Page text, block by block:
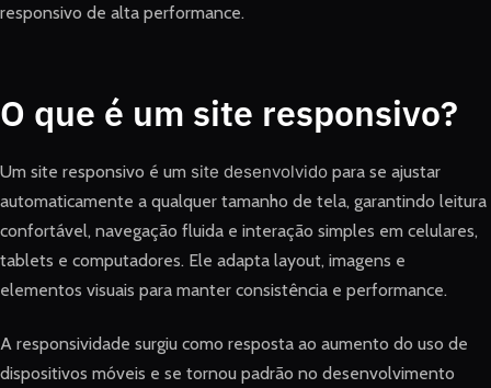
responsivo de alta performance.
O que é um site responsivo?
Um site responsivo é um site desenvolvido para se ajustar
automaticamente a qualquer tamanho de tela, garantindo leitura
confortável, navegação fluida e interação simples em celulares,
tablets e computadores. Ele adapta layout, imagens e
elementos visuais para manter consistência e performance.
A responsividade surgiu como resposta ao aumento do uso de
dispositivos móveis e se tornou padrão no desenvolvimento